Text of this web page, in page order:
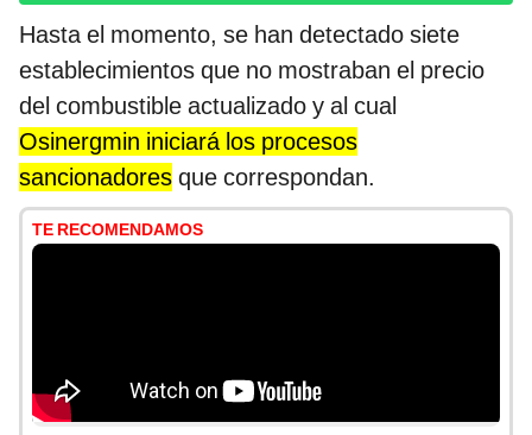
Hasta el momento, se han detectado siete
establecimientos que no mostraban el precio
del combustible actualizado y al cual
Osinergmin iniciará los procesos
sancionadores que correspondan.
TE RECOMENDAMOS